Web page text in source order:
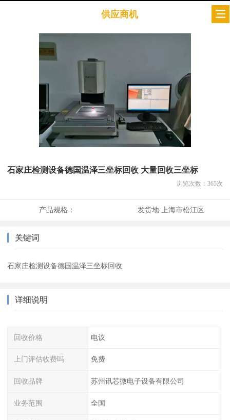
供应商机
石家庄检测设备德国温泽三坐标回收 大量回收三坐标
浏览次数： 365次
产品规格： 发货地:上海市松江区
关键词
石家庄检测设备德国温泽三坐标回收
详细说明
回收价格 电议
上门评估收费吗 免费
回收品牌 苏州讯芯微电子设备有限公司
业务范围 全国